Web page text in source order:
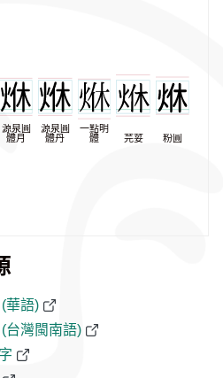
源泉圓
體月
源泉圓
體丹
一點明
體
芫荽 粉圓
華語)
台灣閩南語)